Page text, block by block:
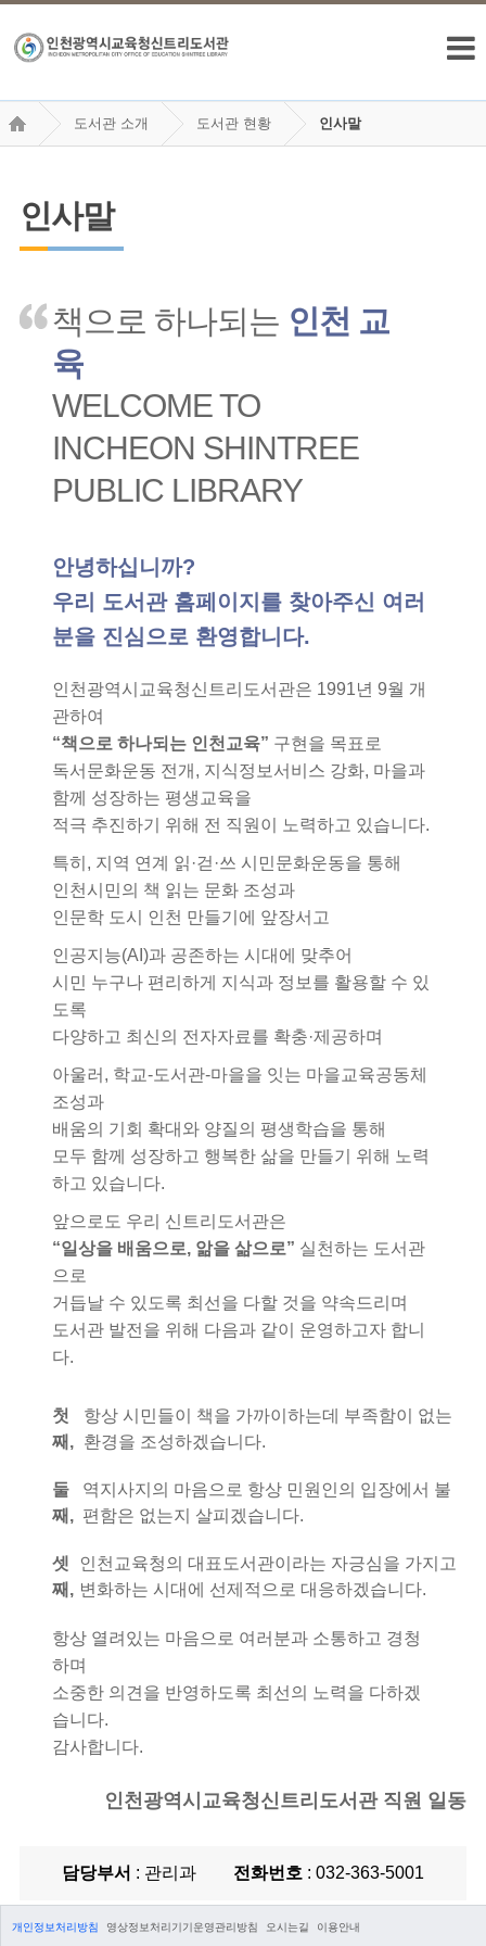
도서관 소개 도서관 현황 인사말
인사말
책으로 하나되는 인천 교
육
WELCOME TO
INCHEON SHINTREE
PUBLIC LIBRARY
안녕하십니까?
우리 도서관 홈페이지를 찾아주신 여러
분을 진심으로 환영합니다.
인천광역시교육청신트리도서관은 1991년 9월 개
관하여
“책으로 하나되는 인천교육” 구현을 목표로
독서문화운동 전개, 지식정보서비스 강화, 마을과
함께 성장하는 평생교육을
적극 추진하기 위해 전 직원이 노력하고 있습니다.
특히, 지역 연계 읽·걷·쓰 시민문화운동을 통해
인천시민의 책 읽는 문화 조성과
인문학 도시 인천 만들기에 앞장서고
인공지능(AI)과 공존하는 시대에 맞추어
시민 누구나 편리하게 지식과 정보를 활용할 수 있
도록
다양하고 최신의 전자자료를 확충·제공하며
아울러, 학교-도서관-마을을 잇는 마을교육공동체
조성과
배움의 기회 확대와 양질의 평생학습을 통해
모두 함께 성장하고 행복한 삶을 만들기 위해 노력
하고 있습니다.
앞으로도 우리 신트리도서관은
“일상을 배움으로, 앎을 삶으로” 실천하는 도서관
으로
거듭날 수 있도록 최선을 다할 것을 약속드리며
도서관 발전을 위해 다음과 같이 운영하고자 합니
다.
첫
째,
항상 시민들이 책을 가까이하는데 부족함이 없는
환경을 조성하겠습니다.
둘
째,
역지사지의 마음으로 항상 민원인의 입장에서 불
편함은 없는지 살피겠습니다.
셋
째,
인천교육청의 대표도서관이라는 자긍심을 가지고
변화하는 시대에 선제적으로 대응하겠습니다.
항상 열려있는 마음으로 여러분과 소통하고 경청
하며
소중한 의견을 반영하도록 최선의 노력을 다하겠
습니다.
감사합니다.
인천광역시교육청신트리도서관 직원 일동
담당부서 : 관리과 전화번호 : 032-363-5001
개인정보처리방침 영상정보처리기기운영관리방침 오시는길 이용안내